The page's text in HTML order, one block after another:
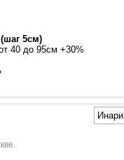
5см)
40 до 95см +30%